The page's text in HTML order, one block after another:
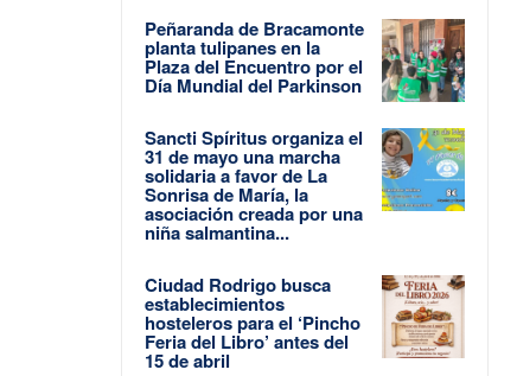
Peñaranda de Bracamonte
planta tulipanes en la
Plaza del Encuentro por el
Día Mundial del Parkinson
Sancti Spíritus organiza el
31 de mayo una marcha
solidaria a favor de La
Sonrisa de María, la
asociación creada por una
niña salmantina...
Ciudad Rodrigo busca
establecimientos
hosteleros para el ‘Pincho
Feria del Libro’ antes del
15 de abril